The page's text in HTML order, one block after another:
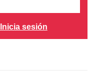
Inicia sesión